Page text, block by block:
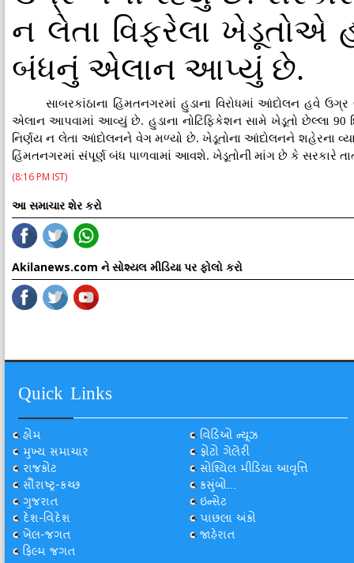
ન લેતા વિફરેલા ખેડૂતોએ
બંધનું એલાન આપ્યું છે.
સાબરકાંઠાના હિંમતનગરમાં હુડાના વિરોધમાં આંદોલન હવે
એલાન આપવામાં આવ્યું છે. હુડાના નોટિફિકેશન સામે ખેડૂતો છેલ્લા 90
નિર્ણય ન લેતા આંદોલનને વેગ મળ્યો છે. ખેડૂતોના આંદોલનને શહેરના
હિંમતનગરમાં સંપૂર્ણ બંધ પાળવામાં આવશે. ખેડૂતોની માંગ છે કે સરકારે
(8:16 PM IST)
આ સમાચાર શેર કરો
Akilanews.com ને સોશ્યલ મીડિયા પર ફોલો કરો
Quick Links
હોમ
મુખ્ય સમાચાર
રાજકોટ
સૌરાષ્ટ્ર-કચ્છ
ગુજરાત
દેશ-વિદેશ
ખેલ-જગત
ફિલ્મ જગત
વિડિઓ ન્યૂઝ
ફોટો ગેલેરી
સોશ્યિલ મીડિયા આવૃત્તિ
કસુંબો...
ઇન્સેટ
પાછલા અંકો
જાહેરાત